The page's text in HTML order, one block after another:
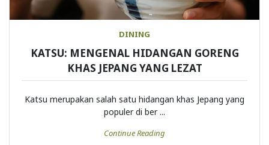
KATSU: MENGENAL HIDANGAN GORENG
KHAS JEPANG YANG LEZAT
Katsu merupakan salah satu hidangan khas Jepang yang